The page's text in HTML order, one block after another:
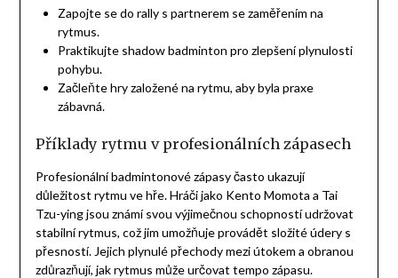
Zapojte se do rally s partnerem se zaměřením na
rytmus.
Praktikujte shadow badminton pro zlepšení plynulosti
pohybu.
Začleňte hry založené na rytmu, aby byla praxe
zábavná.
Příklady rytmu v profesionálních zápasech
Profesionální badmintonové zápasy často ukazují
důležitost rytmu ve hře. Hráči jako Kento Momota a Tai
Tzu-ying jsou známí svou výjimečnou schopností udržovat
stabilní rytmus, což jim umožňuje provádět složité údery s
přesností. Jejich plynulé přechody mezi útokem a obranou
zdůrazňují, jak rytmus může určovat tempo zápasu.